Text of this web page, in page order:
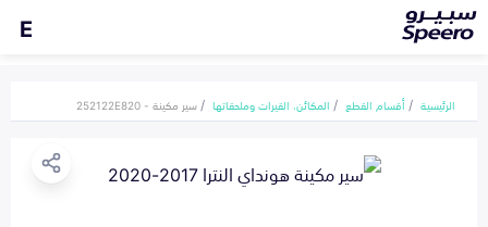
E
الرئيسية أقسام القطع المكائن، القيرات وملحقاتها سير مكينة - 252122E820